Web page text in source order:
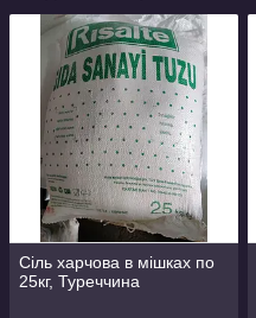
Сіль харчова в мішках по
25кг, Туреччина